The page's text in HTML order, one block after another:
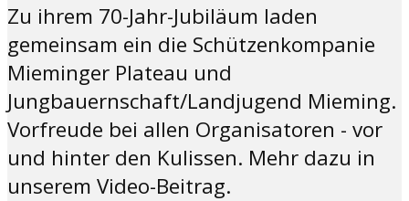
Zu ihrem 70-Jahr-Jubiläum laden
gemeinsam ein die Schützenkompanie
Mieminger Plateau und
Jungbauernschaft/Landjugend Mieming.
Vorfreude bei allen Organisatoren - vor
und hinter den Kulissen. Mehr dazu in
unserem Video-Beitrag.